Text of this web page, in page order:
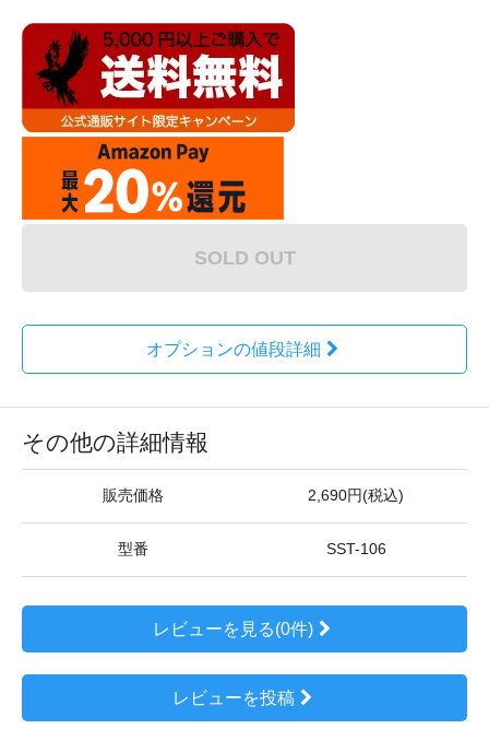
SOLD OUT
オプションの値段詳細
その他の詳細情報
販売価格 2,690円(税込)
型番 SST-106
レビューを見る(0件)
レビューを投稿